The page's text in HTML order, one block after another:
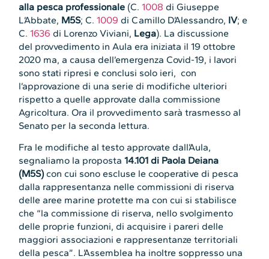
alla pesca professionale (C.1008 di Giuseppe
L’Abbate, M5S; C.1009 di Camillo D’Alessandro, IV; e
C.1636 di Lorenzo Viviani, Lega). La discussione
del provvedimento in Aula era iniziata il 19 ottobre
2020 ma, a causa dell’emergenza Covid-19, i lavori
sono stati ripresi e conclusi solo ieri, con
l’approvazione di una serie di modifiche ulteriori
rispetto a quelle approvate dalla commissione
Agricoltura. Ora il provvedimento sarà trasmesso al
Senato per la seconda lettura.
Fra le modifiche al testo approvate dall’Aula,
segnaliamo la proposta14.101 di Paola Deiana
(M5S)con cui sono escluse le cooperative di pesca
dalla rappresentanza nelle commissioni di riserva
delle aree marine protette ma con cui si stabilisce
che “la commissione di riserva, nello svolgimento
delle proprie funzioni, di acquisire i pareri delle
maggiori associazioni e rappresentanze territoriali
della pesca”. L’Assemblea ha inoltre soppresso una